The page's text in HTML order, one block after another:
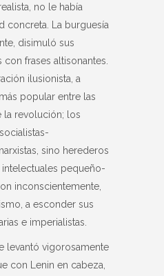
no le había
concreta. La burguesía
disimuló sus
frases altisonantes.
ilusionista, a
popular entre las
la revolución; los
sino herederos
pequeño-
inconscientemente,
a esconder sus
e imperialistas.
levantó vigorosamente
con Lenin en cabeza,